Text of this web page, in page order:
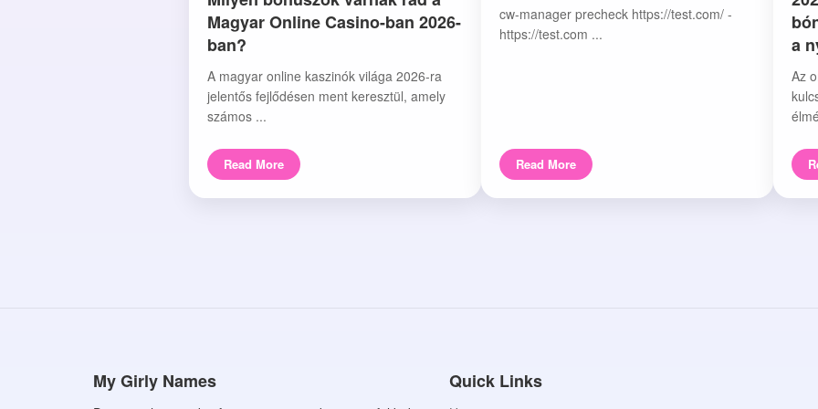
Magyar Online Casino-ban 2026-
ban?
A magyar online kaszinók világa 2026-ra
jelentős fejlődésen ment keresztül, amely
számos ...
Read More
cw-manager precheck https://test.com/ -
https://test.com ...
Read More
a
Az
My Girly Names Quick Links